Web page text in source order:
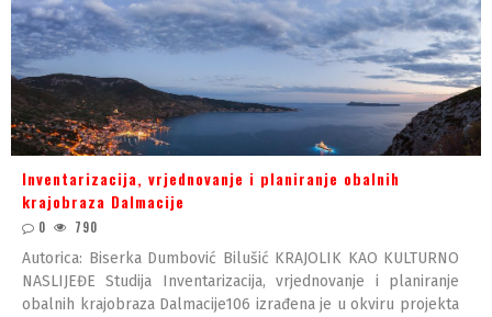
Inventarizacija, vrjednovanje i planiranje obalnih
krajobraza Dalmacije
0 790
Autorica: Biserka Dumbović Bilušić KRAJOLIK KAO KULTURNO
NASLIJEĐE Studija Inventarizacija, vrjednovanje i planiranje
obalnih krajobraza Dalmacije106 izrađena je u okviru projekta